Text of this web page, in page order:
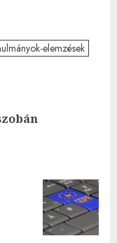
elemzések